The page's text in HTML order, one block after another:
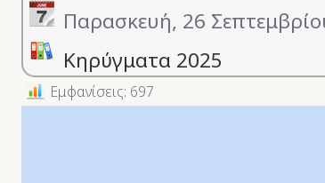
or
Παρασκευή, 26
Κηρύγματα 2025
Εμφανίσεις: 697